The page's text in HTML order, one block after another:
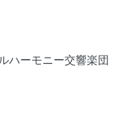
ハーモニー交響楽団